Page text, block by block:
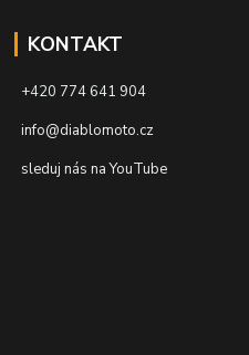
KONTAKT
+420 774 641 904
info@diablomoto.cz
sleduj nás na YouTube